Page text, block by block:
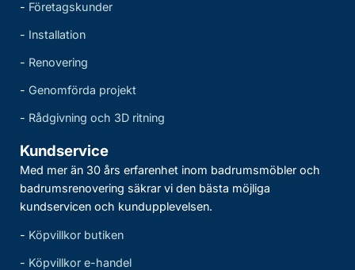
- Företagskunder
- Installation
- Renovering
- Genomförda projekt
- Rådgivning och 3D ritning
Kundservice
Med mer än 30 års erfarenhet inom badrumsmöbler och
badrumsrenovering säkrar vi den bästa möjliga
kundservicen och kundupplevelsen.
- Köpvillkor butiken
- Köpvillkor e-handel